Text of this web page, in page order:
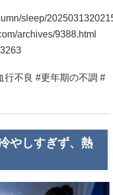
sleep/
archives/9388.html
行不良 #更年期の不調 #
やしすぎず、熱